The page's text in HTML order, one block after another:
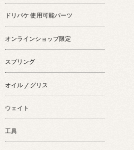
ドリパケ 使用可能パーツ
オンラインショップ限定
スプリング
オイル / グリス
ウェイト
工具